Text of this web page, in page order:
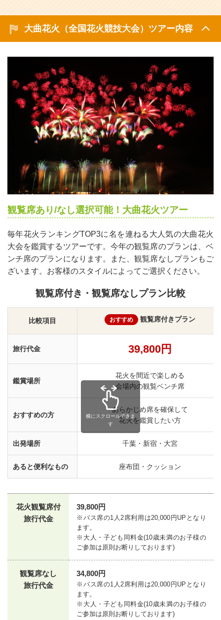
大曲花火（全国花火競技大会）ツアー内容
観覧席あり/なし選択可能！大曲花火ツアー
毎年花火ランキングTOP3に名を連ねる大人気の大曲花火
大会を鑑賞するツアーです。今年の観覧席のプランは、ベ
ンチ席のプランになります。また、観覧席なしプランもご
ざいます。お客様のスタイルによってご選択ください。
観覧席付き・観覧席なしプラン比較
比較項目 おすすめ 観覧席付きプラン
旅行代金 39,800円
鑑賞場所
花火を間近で楽しめる
会場内の観覧ベンチ席
おすすめの方
あらかじめ席を確保して
花火を鑑賞したい方
出発場所 千葉・新宿・大宮
あると便利なもの 座布団・クッション
横にスクロールできま
す
花火観覧席付
旅行代金
39,800円
※バス席の1人2席利用は20,000円UPとなり
ます。
※大人・子ども同料金(10歳未満のお子様の
ご参加は原則お断りしております)
観覧席なし
旅行代金
34,800円
※バス席の1人2席利用は20,000円UPとなり
ます。
※大人・子ども同料金(10歳未満のお子様の
ご参加は原則お断りしております)